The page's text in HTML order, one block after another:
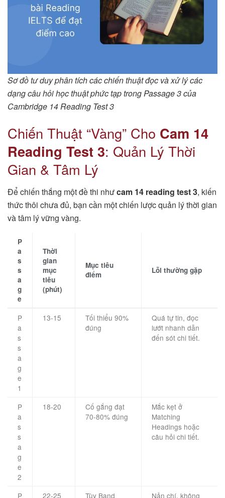
Sơ đồ tư duy phân tích các chiến thuật đọc và xử lý các
dạng câu hỏi học thuật phức tạp trong Passage 3 của
Cambridge 14 Reading Test 3
Chiến Thuật “Vàng” Cho Cam 14
Reading Test 3: Quản Lý Thời
Gian & Tâm Lý
Để chiến thắng một đề thi nhưcam 14 reading test 3, kiến
thức thôi chưa đủ, bạn cần một chiến lược quản lý thời gian
và tâm lý vững vàng.
P
a
s
s
a
g
e
Thời
gian
mục
tiêu
(phút)
Mục tiêu
điểm
Lỗi thường gặp
P
a
s
s
a
g
e
1
13-15
Tối thiểu 90%
đúng
Quá tự tin, đọc
lướt nhanh dẫn
đến sót chi tiết.
P
a
s
s
a
g
e
2
18-20
Cố gắng đạt
70-80% đúng
Mắc kẹt ở
Matching
Headings hoặc
câu hỏi chi tiết.
P
22-25
Tùy Band
Nản chí, không